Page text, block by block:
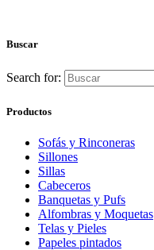
Buscar
Search for:
Productos
Sofás y Rinconeras
Sillones
Sillas
Cabeceros
Banquetas y Pufs
Alfombras y Moquetas
Telas y Pieles
Papeles pintados